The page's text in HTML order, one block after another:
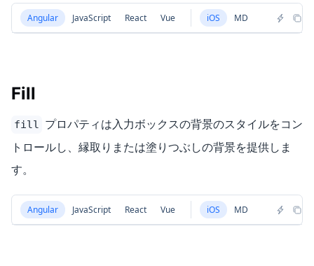
Angular JavaScript React Vue iOS MD
Fill
fill プロパティは入力ボックスの背景のスタイルをコン
トロールし、縁取りまたは塗りつぶしの背景を提供しま
す。
Angular JavaScript React Vue iOS MD